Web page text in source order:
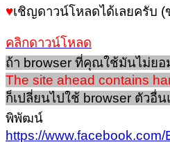
♥เชิญดาวน์โหลดได้เลยครับ
คลิกดาวน์โหลด
ถ้า browser ที่คุณใช้มันไม่ย
The site ahead contains
ก็เปลี่ยนไปใช้ browser ตัวอื่
พิพัฒน์
https://www.facebook.com/